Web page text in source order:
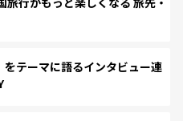
テーマに語るインタビュー連